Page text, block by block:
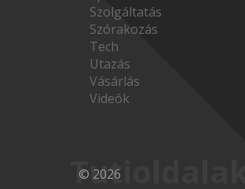
Szolgáltatás
Szórakozás
Tech
Utazás
Vásárlás
Videók
Tutioldalak
© 2026